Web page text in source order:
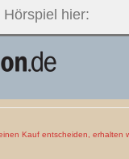
hier:
Kauf entscheiden, erhalten